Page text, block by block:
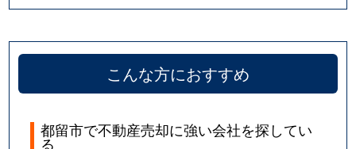
こんな方におすすめ
都留市で不動産売却に強い会社を探してい
る